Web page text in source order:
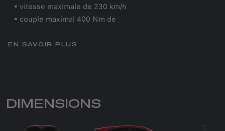
• vitesse maximale de 230 km/h
• couple maximal 400 Nm de
EN SAVOIR PLUS
DIMENSIONS